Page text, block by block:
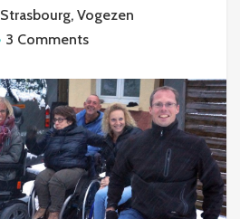
Strasbourg, Vogezen
3 Comments